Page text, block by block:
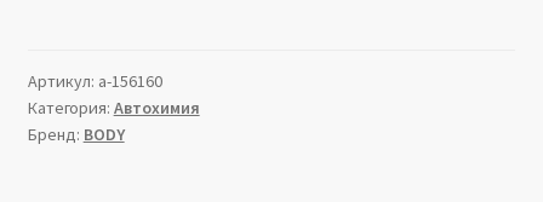
Артикул: a-156160
Категория: Автохимия
Бренд: BODY